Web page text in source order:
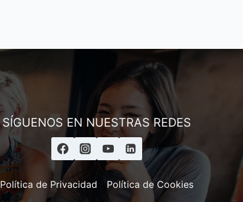
SÍGUENOS EN NUESTRAS REDES
Política de Privacidad Política de Cookies